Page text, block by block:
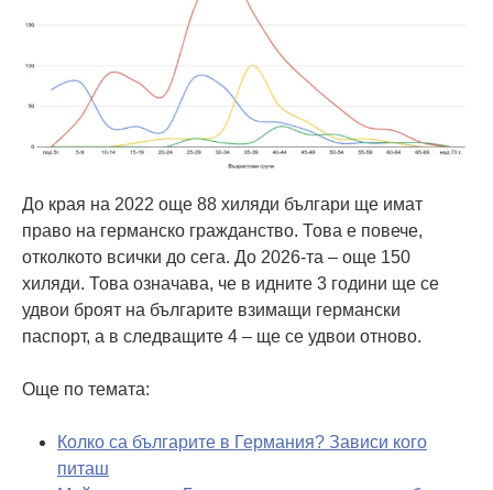
До края на 2022 още 88 хиляди българи ще имат
право на германско гражданство. Това е повече,
отколкото всички до сега. До 2026-та – още 150
хиляди. Това означава, че в идните 3 години ще се
удвои броят на българите взимащи германски
паспорт, а в следващите 4 – ще се удвои отново.
Още по темата:
Колко са българите в Германия? Зависи кого
питаш